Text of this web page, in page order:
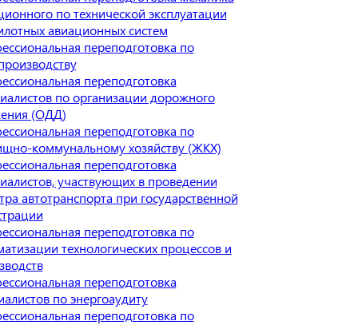
по технической эксплуатации
авиационных систем
переподготовка по
переподготовка
по организации дорожного
(ОДД)
переподготовка по
коммунальному хозяйству (ЖКХ)
переподготовка
участвующих в проведении
автотранспорта при государственной
переподготовка по
технологических процессов и
переподготовка
по энергоаудиту
переподготовка по